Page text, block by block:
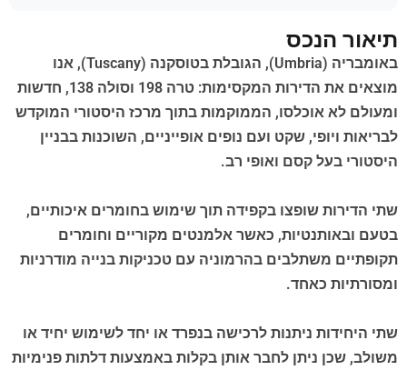
תיאור הנכס
באומבריה (Umbria), הגובלת בטוסקנה (Tuscany), אנו
מוצאים את הדירות המקסימות: טרה 198 וסולה 138, חדשות
ומעולם לא אוכלסו, הממוקמות בתוך מרכז היסטורי המוקדש
לבריאות ויופי, שקט ועם נופים אופייניים, השוכנות בבניין
היסטורי בעל קסם ואופי רב.
שתי הדירות שופצו בקפידה תוך שימוש בחומרים איכותיים,
בטעם ובאותנטיות, כאשר אלמנטים מקוריים וחומרים
תקופתיים משתלבים בהרמוניה עם טכניקות בנייה מודרניות
ומסורתיות כאחד.
שתי היחידות ניתנות לרכישה בנפרד או יחד לשימוש יחיד או
משולב, שכן ניתן לחבר אותן בקלות באמצעות דלתות פנימיות